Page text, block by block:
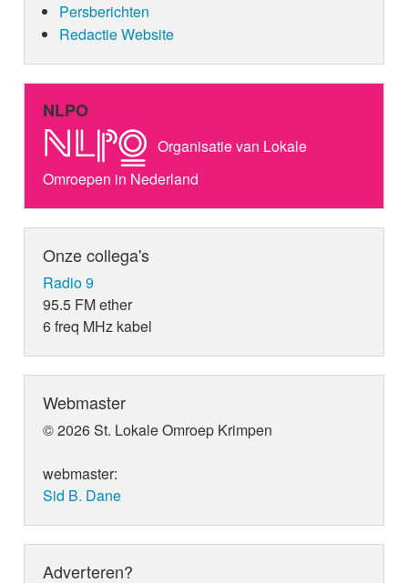
Persberichten
Redactie Website
NLPO
Organisatie van Lokale
Omroepen in Nederland
Onze collega's
Radio 9
95.5 FM ether
6 freq MHz kabel
Webmaster
© 2026 St. Lokale Omroep Krimpen
webmaster:
Sid B. Dane
Adverteren?